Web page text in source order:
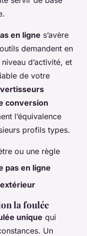
en ligne s’avère
demandent en
d’activité, et
de votre
conversion
l’équivalence
profils types.
ou une règle
pas en ligne
la foulée
unique qui
Un